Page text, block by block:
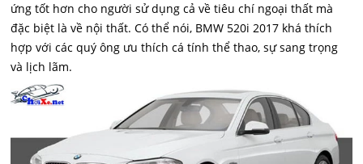
ứng tốt hơn cho người sử dụng cả về tiêu chí ngoại thất mà
đặc biệt là về nội thất. Có thể nói, BMW 520i 2017 khá thích
hợp với các quý ông ưu thích cá tính thể thao, sự sang trọng
và lịch lãm.